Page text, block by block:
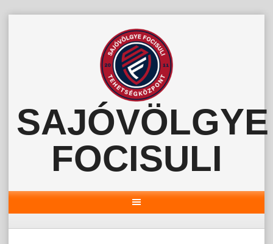
SAJÓVÖLGYE
FOCISULI